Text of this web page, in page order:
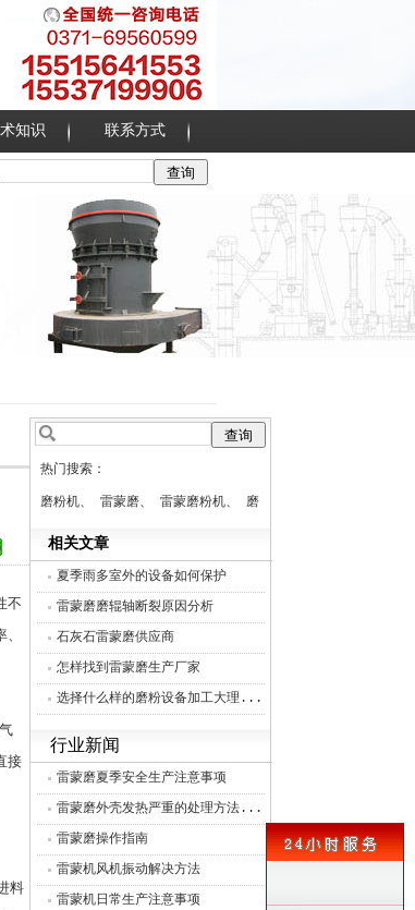
知识 联系方式
不
接
料
热门搜索：
磨粉机、 雷蒙磨、 雷蒙磨粉机、 磨
辊、 分析机、
相关文章
夏季雨多室外的设备如何保护
雷蒙磨磨辊轴断裂原因分析
石灰石雷蒙磨供应商
怎样找到雷蒙磨生产厂家
选择什么样的磨粉设备加工大理...
行业新闻
雷蒙磨夏季安全生产注意事项
雷蒙磨外壳发热严重的处理方法...
雷蒙磨操作指南
雷蒙机风机振动解决方法
雷蒙机日常生产注意事项